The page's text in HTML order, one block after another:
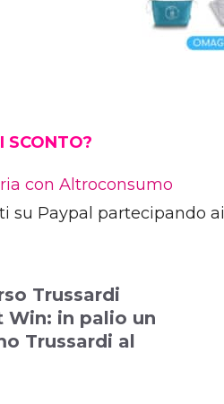
SCONTO?
con Altroconsumo
su Paypal partecipando ai
Trussardi
Win: in palio un
Trussardi al